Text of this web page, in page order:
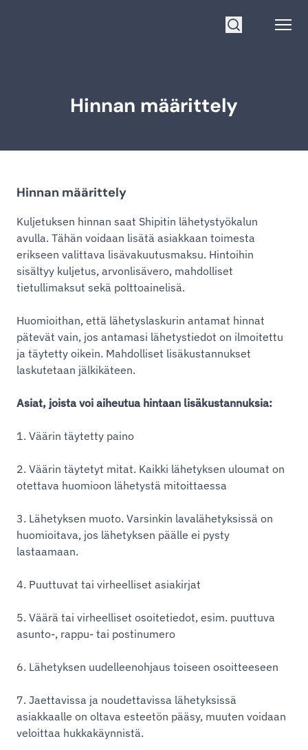
Hinnan määrittely
Hinnan määrittely
Kuljetuksen hinnan saat Shipitin lähetystyökalun
avulla. Tähän voidaan lisätä asiakkaan toimesta
erikseen valittava lisävakuutusmaksu. Hintoihin
sisältyy kuljetus, arvonlisävero, mahdolliset
tietullimaksut sekä polttoainelisä.
Huomioithan, että lähetyslaskurin antamat hinnat
pätevät vain, jos antamasi lähetystiedot on ilmoitettu
ja täytetty oikein. Mahdolliset lisäkustannukset
laskutetaan jälkikäteen.
Asiat, joista voi aiheutua hintaan lisäkustannuksia:
1. Väärin täytetty paino
2. Väärin täytetyt mitat. Kaikki lähetyksen uloumat on
otettava huomioon lähetystä mitoittaessa
3. Lähetyksen muoto. Varsinkin lavalähetyksissä on
huomioitava, jos lähetyksen päälle ei pysty
lastaamaan.
4. Puuttuvat tai virheelliset asiakirjat
5. Väärä tai virheelliset osoitetiedot, esim. puuttuva
asunto-, rappu- tai postinumero
6. Lähetyksen uudelleenohjaus toiseen osoitteeseen
7. Jaettavissa ja noudettavissa lähetyksissä
asiakkaalle on oltava esteetön pääsy, muuten voidaan
veloittaa hukkakäynnistä.